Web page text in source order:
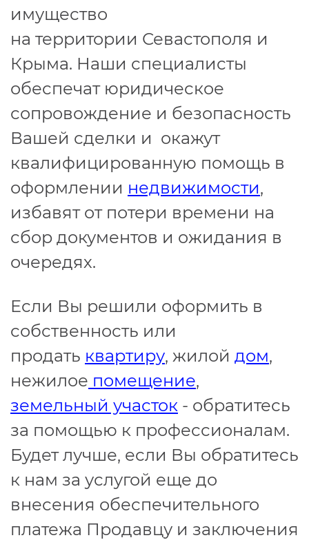
имущество
на территории Севастополя и
Крыма. Наши специалисты
обеспечат юридическое
сопровождение и безопасность
Вашей сделки и окажут
квалифицированную помощь в
оформлении недвижимости,
избавят от потери времени на
сбор документов и ожидания в
очередях.
Если Вы решили оформить в
собственность или
продать квартиру, жилой дом,
нежилое помещение,
земельный участок - обратитесь
за помощью к профессионалам.
Будет лучше, если Вы обратитесь
к нам за услугой еще до
внесения обеспечительного
платежа Продавцу и заключения